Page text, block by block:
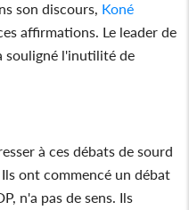
son discours, Koné
affirmations. Le leader de
souligné l'inutilité de
à ces débats de sourd
ont commencé un débat
n'a pas de sens. Ils